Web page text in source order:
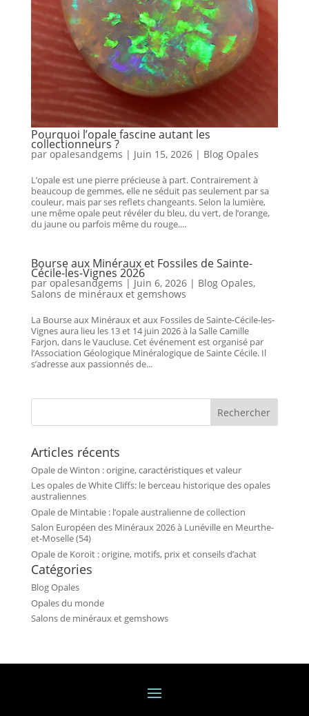
Pourquoi l’opale fascine autant les
collectionneurs ?
par opalesandgems | Juin 15, 2026| Blog Opales
L’opale est une pierre précieuse à part. Contrairement à
beaucoup de gemmes, elle ne séduit pas seulement par sa
couleur, mais par ses reflets changeants. Selon la lumière,
une même opale peut révéler du bleu, du vert, de l’orange,
du jaune ou parfois même du rouge....
Bourse aux Minéraux et Fossiles de Sainte-
Cécile-les-Vignes 2026
par opalesandgems | Juin 6, 2026| Blog Opales,
Salons de minéraux et gemshows
La Bourse aux Minéraux et aux Fossiles de Sainte-Cécile-les-
Vignes aura lieu les 13 et 14 juin 2026 à la Salle Camille
Farjon, dans le Vaucluse. Cet événement est organisé par
l’Association Géologique Minéralogique de Sainte Cécile. Il
s’adresse aux passionnés de...
Rechercher
Articles récents
Opale de Winton : origine, caractéristiques et valeur
Les opales de White Cliffs: le berceau historique des opales
australiennes
Opale de Mintabie : l’opale australienne de collection
Salon Européen des Minéraux 2026 à Lunéville en Meurthe-
et-Moselle (54)
Opale de Koroit : origine, motifs, prix et conseils d’achat
Catégories
Blog Opales
Opales du monde
Salons de minéraux et gemshows